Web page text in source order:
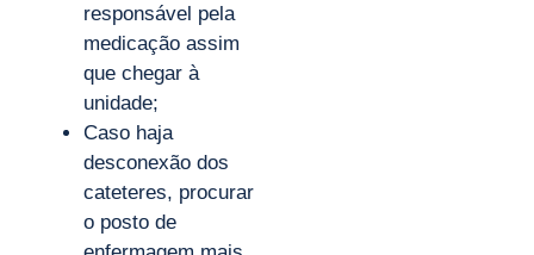
responsável pela
medicação assim
que chegar à
unidade;
Caso haja
desconexão dos
cateteres, procurar
o posto de